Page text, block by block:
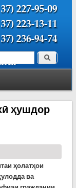
Поиск
ҳушдор
ҳолатҳои
ва